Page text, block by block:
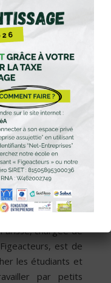
Figeacteurs et de
se déroulait le
territoire», sur le
entreprise : un
?
répondu à
notamment
l’IUT Kouzaï, qui
dans la catégorie
par le nouveau
chargée de
est de
les étudiants et
par petits